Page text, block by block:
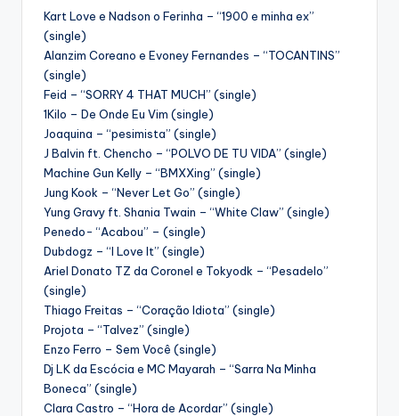
Kart Love e Nadson o Ferinha – “1900 e minha ex”
(single)
Alanzim Coreano e Evoney Fernandes – “TOCANTINS”
(single)
Feid – “SORRY 4 THAT MUCH” (single)
1Kilo – De Onde Eu Vim (single)
Joaquina – “pesimista” (single)
J Balvin ft. Chencho – “POLVO DE TU VIDA” (single)
Machine Gun Kelly – “BMXXing” (single)
Jung Kook – “Never Let Go” (single)
Yung Gravy ft. Shania Twain – “White Claw” (single)
Penedo- “Acabou” – (single)
Dubdogz – “I Love It” (single)
Ariel Donato TZ da Coronel e Tokyodk – “Pesadelo”
(single)
Thiago Freitas – “Coração Idiota” (single)
Projota – “Talvez” (single)
Enzo Ferro – Sem Você (single)
Dj LK da Escócia e MC Mayarah – “Sarra Na Minha
Boneca” (single)
Clara Castro – “Hora de Acordar” (single)